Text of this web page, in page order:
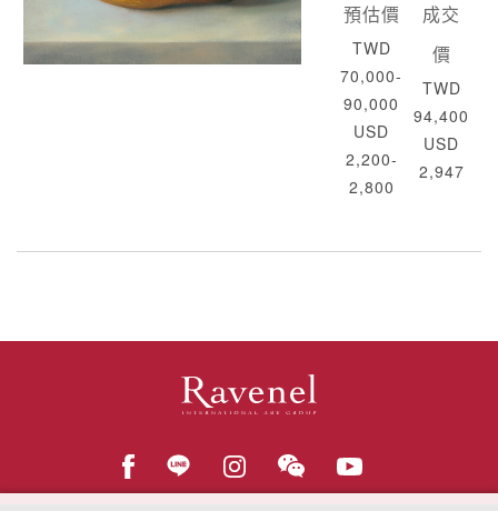
預估價
TWD
70,000-
90,000
USD
2,200-
2,800
成交
價
TWD
94,400
USD
2,947